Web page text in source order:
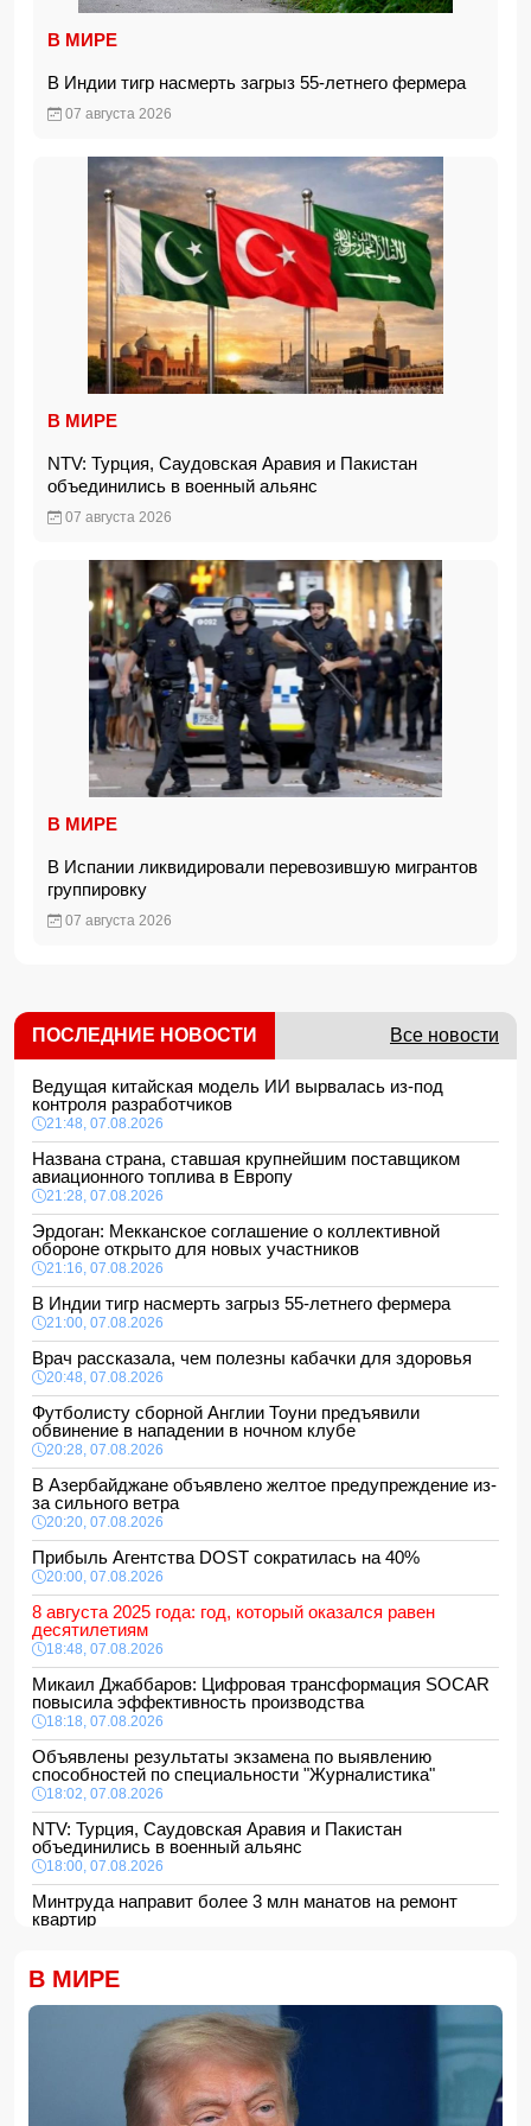
В МИРЕ
В Индии тигр насмерть загрыз 55-летнего фермера
07 августа 2026
В МИРЕ
NTV: Турция, Саудовская Аравия и Пакистан
объединились в военный альянс
07 августа 2026
В МИРЕ
В Испании ликвидировали перевозившую мигрантов
группировку
07 августа 2026
ПОСЛЕДНИЕ НОВОСТИ Все новости
Ведущая китайская модель ИИ вырвалась из-под
контроля разработчиков
21:48, 07.08.2026
Названа страна, ставшая крупнейшим поставщиком
авиационного топлива в Европу
21:28, 07.08.2026
Эрдоган: Мекканское соглашение о коллективной
обороне открыто для новых участников
21:16, 07.08.2026
В Индии тигр насмерть загрыз 55-летнего фермера
21:00, 07.08.2026
Врач рассказала, чем полезны кабачки для здоровья
20:48, 07.08.2026
Футболисту сборной Англии Тоуни предъявили
обвинение в нападении в ночном клубе
20:28, 07.08.2026
В Азербайджане объявлено желтое предупреждение из-
за сильного ветра
20:20, 07.08.2026
Прибыль Агентства DOST сократилась на 40%
20:00, 07.08.2026
8 августа 2025 года: год, который оказался равен
десятилетиям
18:48, 07.08.2026
Микаил Джаббаров: Цифровая трансформация SOCAR
повысила эффективность производства
18:18, 07.08.2026
Объявлены результаты экзамена по выявлению
способностей по специальности "Журналистика"
18:02, 07.08.2026
NTV: Турция, Саудовская Аравия и Пакистан
объединились в военный альянс
18:00, 07.08.2026
Минтруда направит более 3 млн манатов на ремонт
квартир
Сформирована структура Совета по медиа и вещанию
Пожар в историческом здании в Баку потушен
16:16, 07.08.2026
В Испании ликвидировали перевозившую мигрантов
группировку
16:00, 07.08.2026
В МИРЕ